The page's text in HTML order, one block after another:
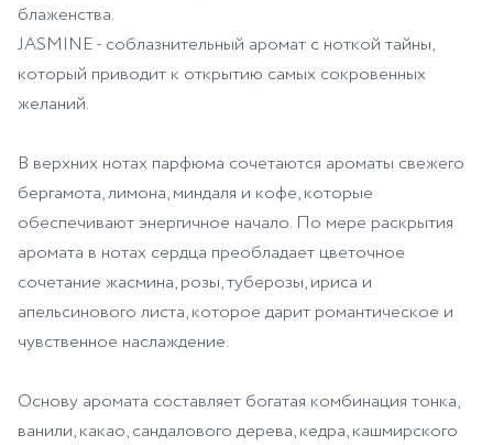
блаженства.
JASMINE - соблазнительный аромат с ноткой тайны,
который приводит к открытию самых сокровенных
желаний.
В верхних нотах парфюма сочетаются ароматы свежего
бергамота, лимона, миндаля и кофе, которые
обеспечивают энергичное начало. По мере раскрытия
аромата в нотах сердца преобладает цветочное
сочетание жасмина, розы, туберозы, ириса и
апельсинового листа, которое дарит романтическое и
чувственное наслаждение.
Основу аромата составляет богатая комбинация тонка,
ванили, какао, сандалового дерева, кедра, кашмирского